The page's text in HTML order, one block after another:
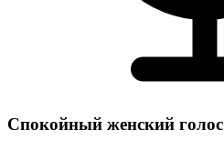
Спокойный женский голос